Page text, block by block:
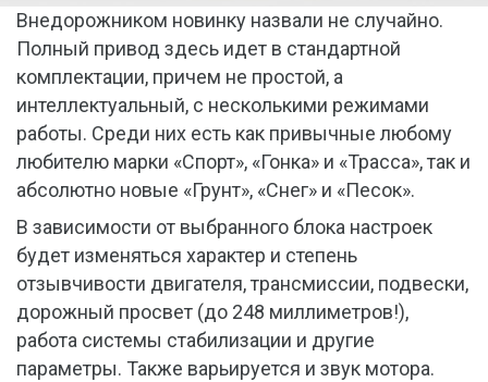
Внедорожником новинку назвали не случайно.
Полный привод здесь идет в стандартной
комплектации, причем не простой, а
интеллектуальный, с несколькими режимами
работы. Среди них есть как привычные любому
любителю марки «Спорт», «Гонка» и «Трасса», так и
абсолютно новые «Грунт», «Снег» и «Песок».
В зависимости от выбранного блока настроек
будет изменяться характер и степень
отзывчивости двигателя, трансмиссии, подвески,
дорожный просвет (до 248 миллиметров!),
работа системы стабилизации и другие
параметры. Также варьируется и звук мотора.